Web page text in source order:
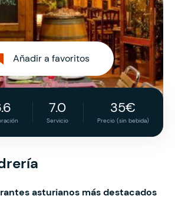
Añadir a favoritos
7.0
Servicio
35€
Precio (sin bebida)
asturianos más destacados